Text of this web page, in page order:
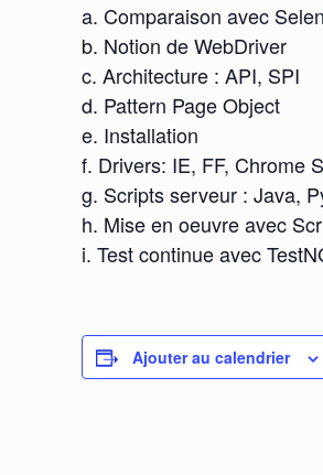
a. Comparaison avec
b. Notion de WebDriver
c. Architecture : API, SPI
d. Pattern Page Object
e. Installation
f. Drivers: IE, FF, Chrome
g. Scripts serveur : Java,
h. Mise en oeuvre avec
i. Test continue avec
Ajouter au calendrier